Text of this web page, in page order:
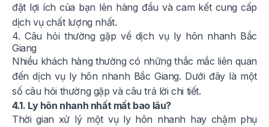
đặt lợi ích của bạn lên hàng đầu và cam kết cung cấp
dịch vụ chất lượng nhất.
4. Câu hỏi thường gặp về dịch vụ ly hôn nhanh Bắc
Giang
Nhiều khách hàng thường có những thắc mắc liên quan
đến dịch vụ ly hôn nhanh Bắc Giang. Dưới đây là một
số câu hỏi thường gặp và câu trả lời chi tiết.
4.1. Ly hôn nhanh nhất mất bao lâu?
Thời gian xử lý một vụ ly hôn nhanh hay chậm phụ